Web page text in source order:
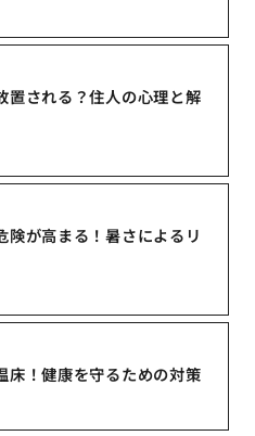
置される？住人の心理と解
険が高まる！暑さによるリ
床！健康を守るための対策